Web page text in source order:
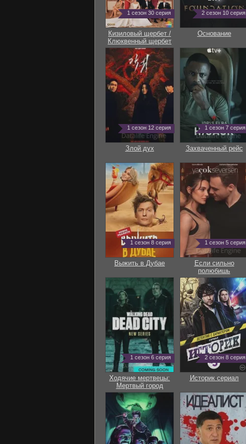
1 сезон 30 серия
Кизиловый щербет /
Клюквенный щербет
2 сезон 10 серия
Основание
1 сезон 12 серия
Злой дух
1 сезон 7 серия
Захваченный рейс
1 сезон 8 серия
Выжить в Дубае
1 сезон 5 серия
Если сильно
полюбишь
1 сезон 6 серия
Ходячие мертвецы:
Мертвый город
2 сезон 8 серия
Историк сериал